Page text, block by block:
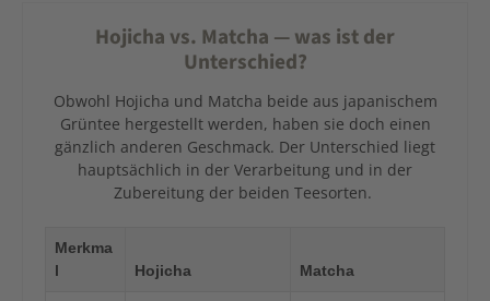
Hojicha vs. Matcha — was ist der
Unterschied?
Obwohl Hojicha und Matcha beide aus japanischem
Grüntee hergestellt werden, haben sie doch einen
gänzlich anderen Geschmack. Der Unterschied liegt
hauptsächlich in der Verarbeitung und in der
Zubereitung der beiden Teesorten.
Merkma
l
Hojicha Matcha